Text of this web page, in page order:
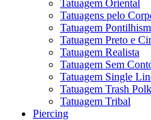
Tatuagem Oriental
Tatuagens pelo
Tatuagem
Tatuagem Preto e
Tatuagem Realista
Tatuagem Sem
Tatuagem Single
Tatuagem Trash
Tatuagem Tribal
Piercing